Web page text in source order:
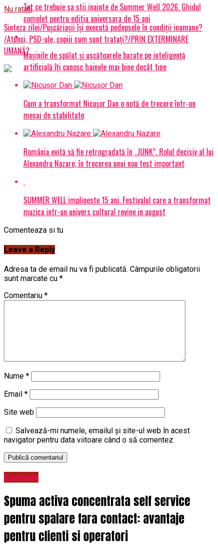
Nu ratati
Sinteza zilei/Pușcăriașii își execută pedepsele în condiții inumane?
/Atunci, PSD-ule, copiii cum sunt tratați?/PRIN EXTERMINARE
UMANĂ?
Tot ce trebuie sa stii inainte de Summer Well 2026. Ghidul
complet pentru editia aniversara de 15 ani
Mașinile de spălat și uscătoarele bazate pe inteligență
artificială îți cunosc hainele mai bine decât tine
Cum a transformat Nicușor Dan o notă de trecere într-un
mesaj de stabilitate
România evită să fie retrogradată în „JUNK”. Rolul decisiv al lui
Alexandru Nazare, în trecerea unui nou test important
SUMMER WELL implineste 15 ani. Festivalul care a transformat
muzica intr-un univers cultural revine in august
Comenteaza si tu
Leave a Reply
Adresa ta de email nu va fi publicată. Câmpurile obligatorii
sunt marcate cu *
Comentariu *
Nume *
Email *
Site web
Salvează-mi numele, emailul și site-ul web în acest
navigator pentru data viitoare când o să comentez.
Exclusiv
Spuma activa concentrata self service
pentru spalare fara contact: avantaje
pentru clienti si operatori